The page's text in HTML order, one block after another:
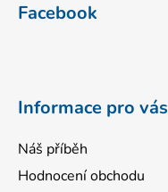
Facebook
Informace pro vás
Náš příběh
Hodnocení obchodu